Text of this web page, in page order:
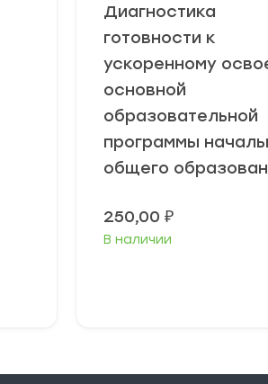
Диагностика
готовности к
ускоренному
основной
образовательной
программы
общего
250,00 ₽
В наличии